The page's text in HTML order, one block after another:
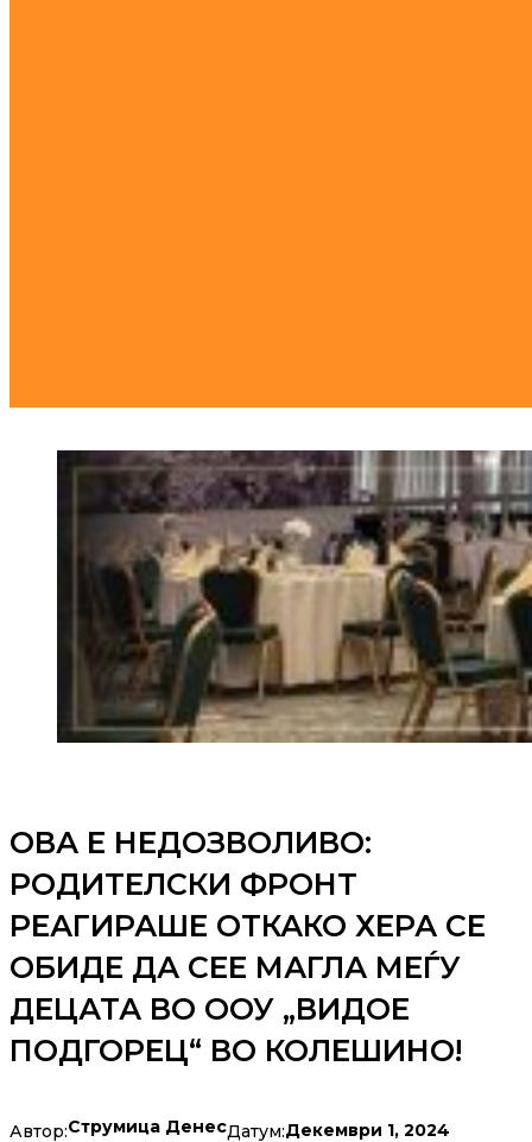
ОВА Е НЕДОЗВОЛИВО:
РОДИТЕЛСКИ ФРОНТ
РЕАГИРАШЕ ОТКАКО ХЕРА СЕ
ОБИДЕ ДА СЕЕ МАГЛА МЕЃУ
ДЕЦАТА ВО ООУ „ВИДОЕ
ПОДГОРЕЦ“ ВО КОЛЕШИНО!
Автор:Струмица ДенесДатум:Декември 1, 2024